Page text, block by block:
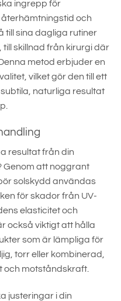
ingrepp för
och
till sina dagliga rutiner
skillnad från kirurgi där
metod erbjuder en
vilket gör den till ett
naturliga resultat
resultat från din
Genom att noggrant
solskydd användas
för skador från UV-
elasticitet och
också viktigt att hålla
som är lämpliga för
torr eller kombinerad,
och motståndskraft.
justeringar i din